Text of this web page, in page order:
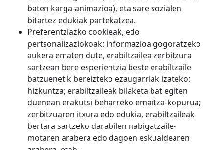
baten karga-animazioa), eta sare sozialen
bitartez edukiak partekatzea.
Preferentziazko cookieak, edo
pertsonalizaziokoak: informazioa gogoratzeko
aukera ematen dute, erabiltzailea zerbitzura
sartzean bere esperientzia beste erabiltzaile
batzuenetik bereizteko ezaugarriak izateko:
hizkuntza; erabiltzaileak bilaketa bat egiten
duenean erakutsi beharreko emaitza-kopurua;
zerbitzuaren itxura edo edukia, erabiltzaileak
bertara sartzeko darabilen nabigatzaile-
motaren arabera edo dagoen eskualdearen